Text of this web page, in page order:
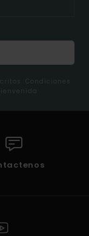
Condiciones